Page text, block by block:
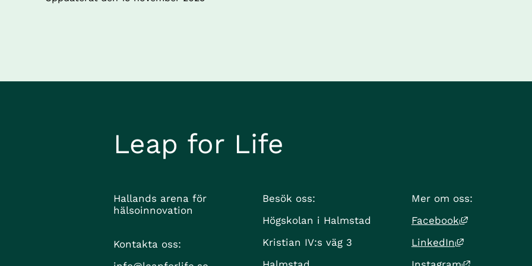
Leap for Life
Hallands arena för
hälsoinnovation
Kontakta oss:
Besök oss:
Högskolan i Halmstad
Kristian IV:s väg 3
Mer om oss:
Facebook
Länk till
LinkedIn
Länk till